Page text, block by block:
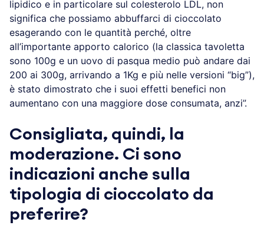
lipidico e in particolare sul colesterolo LDL, non
significa che possiamo abbuffarci di cioccolato
esagerando con le quantità perché, oltre
all’importante apporto calorico (la classica tavoletta
sono 100g e un uovo di pasqua medio può andare dai
200 ai 300g, arrivando a 1Kg e più nelle versioni “big”),
è stato dimostrato che i suoi effetti benefici non
aumentano con una maggiore dose consumata, anzi”.
Consigliata, quindi, la
moderazione. Ci sono
indicazioni anche sulla
tipologia di cioccolato da
preferire?